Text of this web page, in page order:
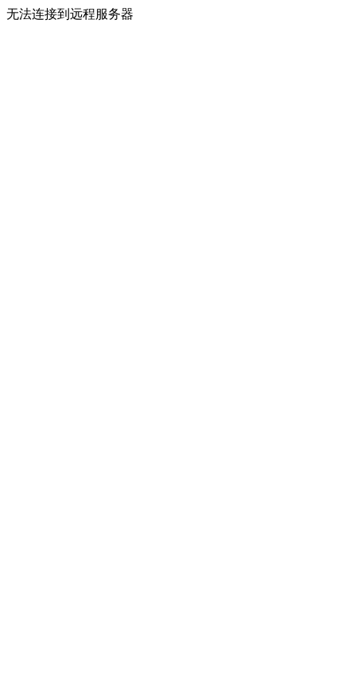
无法连接到远程服务器